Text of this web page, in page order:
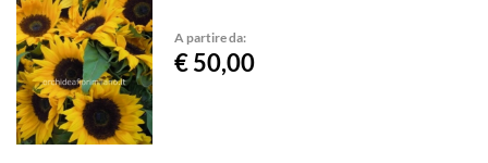
A partire da:
€ 50,00